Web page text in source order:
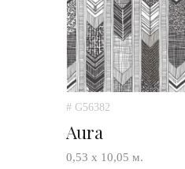
# G56382
Aura
0,53 х 10,05 м.